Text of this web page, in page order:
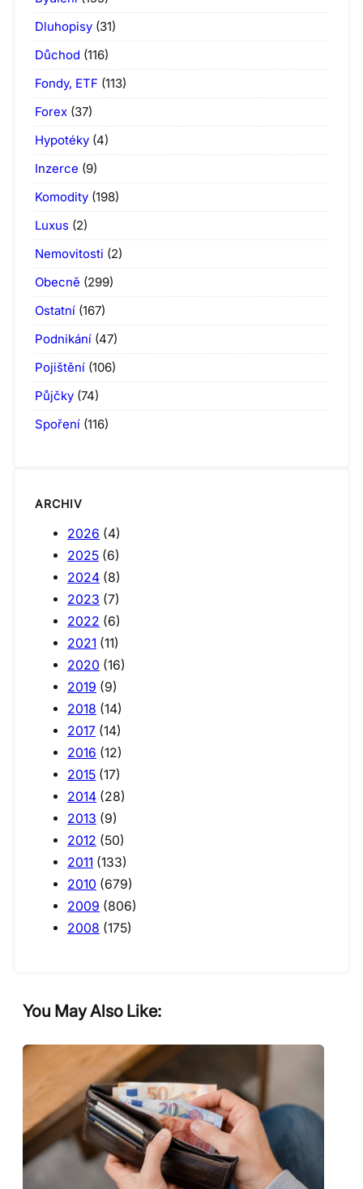
Dluhopisy (31)
Důchod (116)
Fondy, ETF (113)
Forex (37)
Hypotéky (4)
Inzerce (9)
Komodity (198)
Luxus (2)
Nemovitosti (2)
Obecně (299)
Ostatní (167)
Podnikání (47)
Pojištění (106)
Půjčky (74)
Spoření (116)
ARCHIV
2026 (4)
2025 (6)
2024 (8)
2023 (7)
2022 (6)
2021 (11)
2020 (16)
2019 (9)
2018 (14)
2017 (14)
2016 (12)
2015 (17)
2014 (28)
2013 (9)
2012 (50)
2011 (133)
2010 (679)
2009 (806)
2008 (175)
You May Also Like: